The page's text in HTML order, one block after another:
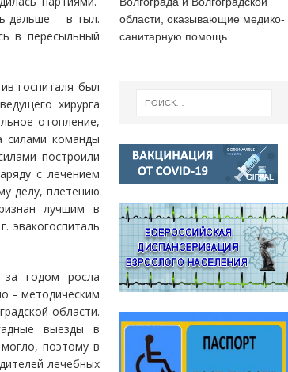
дальше в тыл.
в пересыльный
госпиталя был
хирурга
отопление,
силами команды
построили
с лечением
делу, плетению
лучшим в
эвакогоспиталь
годом росла
– методическим
области.
выезды в
поэтому в
лечебных
области, оказывающие медико-
санитарную помощь.